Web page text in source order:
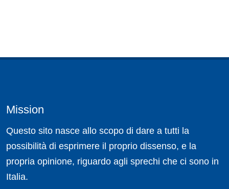
Mission
Questo sito nasce allo scopo di dare a tutti la
possibilità di esprimere il proprio dissenso, e la
propria opinione, riguardo agli sprechi che ci sono in
Italia.